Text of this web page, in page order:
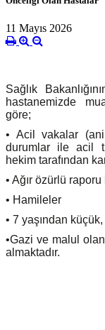
11 Mayıs 2026
Sağlık
hastanemizde
göre;
• Acil vakalar
durumlar ile acil
hekim tarafından
• Ağır özürlü
• Hamileler
• 7 yaşından
•Gazi ve malul
almaktadır.